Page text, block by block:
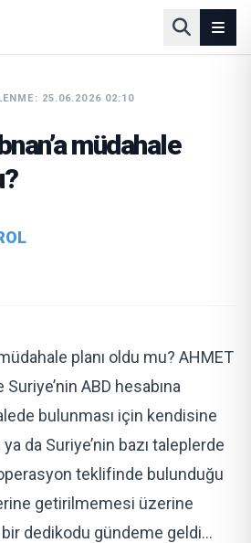
25.06.2026 02:10
müdahale
planı oldu mu? AHMET
ABD hesabına
bulunması için kendisine
da Suriye’nin bazı taleplerde
teklifinde bulunduğu
getirilmemesi üzerine
dedikodu gündeme geldi…